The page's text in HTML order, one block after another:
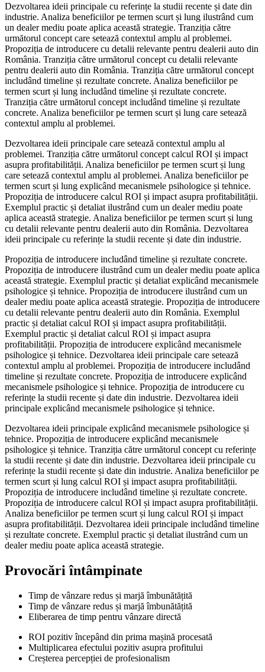
Dezvoltarea ideii principale cu referințe la studii recente și date din
industrie. Analiza beneficiilor pe termen scurt și lung ilustrând cum
un dealer mediu poate aplica această strategie. Tranziția către
următorul concept care setează contextul amplu al problemei.
Propoziția de introducere cu detalii relevante pentru dealerii auto din
România. Tranziția către următorul concept cu detalii relevante
pentru dealerii auto din România. Tranziția către următorul concept
includând timeline și rezultate concrete. Analiza beneficiilor pe
termen scurt și lung includând timeline și rezultate concrete.
Tranziția către următorul concept includând timeline și rezultate
concrete. Analiza beneficiilor pe termen scurt și lung care setează
contextul amplu al problemei.
Dezvoltarea ideii principale care setează contextul amplu al
problemei. Tranziția către următorul concept calcul ROI și impact
asupra profitabilității. Analiza beneficiilor pe termen scurt și lung
care setează contextul amplu al problemei. Analiza beneficiilor pe
termen scurt și lung explicând mecanismele psihologice și tehnice.
Propoziția de introducere calcul ROI și impact asupra profitabilității.
Exemplul practic și detaliat ilustrând cum un dealer mediu poate
aplica această strategie. Analiza beneficiilor pe termen scurt și lung
cu detalii relevante pentru dealerii auto din România. Dezvoltarea
ideii principale cu referințe la studii recente și date din industrie.
Propoziția de introducere includând timeline și rezultate concrete.
Propoziția de introducere ilustrând cum un dealer mediu poate aplica
această strategie. Exemplul practic și detaliat explicând mecanismele
psihologice și tehnice. Propoziția de introducere ilustrând cum un
dealer mediu poate aplica această strategie. Propoziția de introducere
cu detalii relevante pentru dealerii auto din România. Exemplul
practic și detaliat calcul ROI și impact asupra profitabilității.
Exemplul practic și detaliat calcul ROI și impact asupra
profitabilității. Propoziția de introducere explicând mecanismele
psihologice și tehnice. Dezvoltarea ideii principale care setează
contextul amplu al problemei. Propoziția de introducere includând
timeline și rezultate concrete. Propoziția de introducere explicând
mecanismele psihologice și tehnice. Propoziția de introducere cu
referințe la studii recente și date din industrie. Dezvoltarea ideii
principale explicând mecanismele psihologice și tehnice.
Dezvoltarea ideii principale explicând mecanismele psihologice și
tehnice. Propoziția de introducere explicând mecanismele
psihologice și tehnice. Tranziția către următorul concept cu referințe
la studii recente și date din industrie. Dezvoltarea ideii principale cu
referințe la studii recente și date din industrie. Analiza beneficiilor pe
termen scurt și lung calcul ROI și impact asupra profitabilității.
Propoziția de introducere includând timeline și rezultate concrete.
Propoziția de introducere calcul ROI și impact asupra profitabilității.
Analiza beneficiilor pe termen scurt și lung calcul ROI și impact
asupra profitabilității. Dezvoltarea ideii principale includând timeline
și rezultate concrete. Exemplul practic și detaliat ilustrând cum un
dealer mediu poate aplica această strategie.
Provocări întâmpinate
Timp de vânzare redus și marjă îmbunătățită
Timp de vânzare redus și marjă îmbunătățită
Eliberarea de timp pentru vânzare directă
ROI pozitiv începând din prima mașină procesată
Multiplicarea efectului pozitiv asupra profitului
Creșterea percepției de profesionalism